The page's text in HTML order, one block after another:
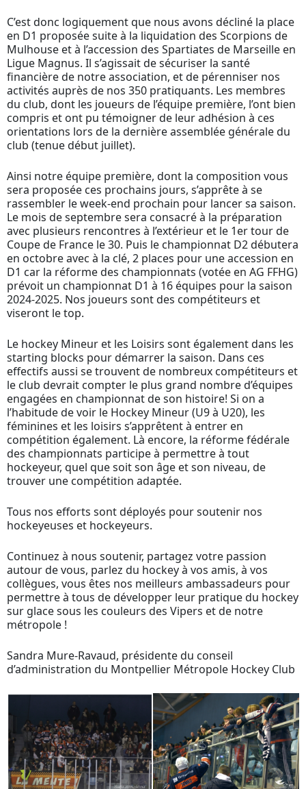
C’est donc logiquement que nous avons décliné la place
en D1 proposée suite à la liquidation des Scorpions de
Mulhouse et à l’accession des Spartiates de Marseille en
Ligue Magnus. Il s’agissait de sécuriser la santé
financière de notre association, et de pérenniser nos
activités auprès de nos 350 pratiquants. Les membres
du club, dont les joueurs de l’équipe première, l’ont bien
compris et ont pu témoigner de leur adhésion à ces
orientations lors de la dernière assemblée générale du
club (tenue début juillet).
Ainsi notre équipe première, dont la composition vous
sera proposée ces prochains jours, s’apprête à se
rassembler le week-end prochain pour lancer sa saison.
Le mois de septembre sera consacré à la préparation
avec plusieurs rencontres à l’extérieur et le 1er tour de
Coupe de France le 30. Puis le championnat D2 débutera
en octobre avec à la clé, 2 places pour une accession en
D1 car la réforme des championnats (votée en AG FFHG)
prévoit un championnat D1 à 16 équipes pour la saison
2024-2025. Nos joueurs sont des compétiteurs et
viseront le top.
Le hockey Mineur et les Loisirs sont également dans les
starting blocks pour démarrer la saison. Dans ces
effectifs aussi se trouvent de nombreux compétiteurs et
le club devrait compter le plus grand nombre d’équipes
engagées en championnat de son histoire! Si on a
l’habitude de voir le Hockey Mineur (U9 à U20), les
féminines et les loisirs s’apprêtent à entrer en
compétition également. Là encore, la réforme fédérale
des championnats participe à permettre à tout
hockeyeur, quel que soit son âge et son niveau, de
trouver une compétition adaptée.
Tous nos efforts sont déployés pour soutenir nos
hockeyeuses et hockeyeurs.
Continuez à nous soutenir, partagez votre passion
autour de vous, parlez du hockey à vos amis, à vos
collègues, vous êtes nos meilleurs ambassadeurs pour
permettre à tous de développer leur pratique du hockey
sur glace sous les couleurs des Vipers et de notre
métropole !
Sandra Mure-Ravaud, présidente du conseil
d’administration du Montpellier Métropole Hockey Club